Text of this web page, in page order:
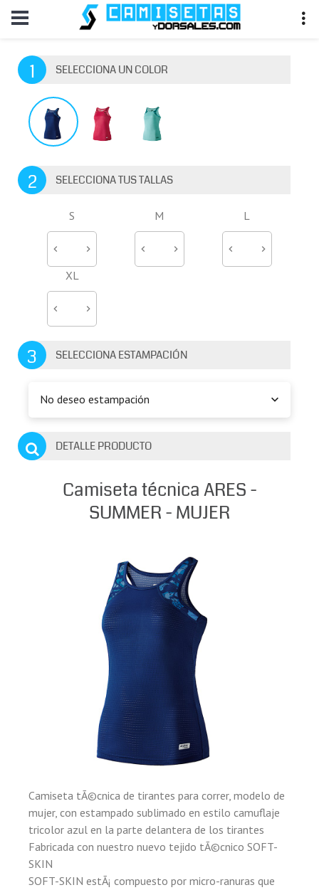
1 SELECCIONA UN COLOR
2 SELECCIONA TUS TALLAS
S M L
XL
3 SELECCIONA ESTAMPACIÓN
No deseo estampación
DETALLE PRODUCTO
Camiseta técnica ARES -
SUMMER - MUJER
Camiseta tÃ©cnica de tirantes para correr, modelo de
mujer, con estampado sublimado en estilo camuflaje
tricolor azul en la parte delantera de los tirantes
Fabricada con nuestro nuevo tejido tÃ©cnico SOFT-
SKIN
SOFT-SKIN estÃ¡ compuesto por micro-ranuras que